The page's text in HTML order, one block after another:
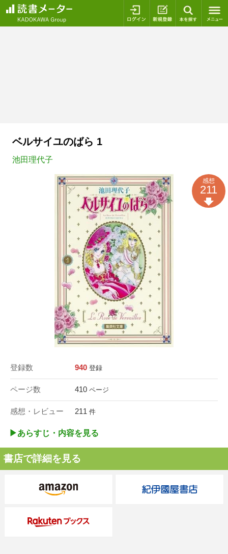
ログイン 新規登録
ベルサイユのばら 1
池田理代子
登録数 940 登録
ページ数 410 ページ
感想・レビュー 211 件
感想
211
▶︎あらすじ・内容を見る
書店で詳細を見る